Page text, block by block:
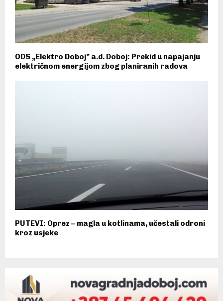
ODS „Elektro Doboj” a.d. Doboj: Prekid u napajanju
električnom energijom zbog planiranih radova
PUTEVI: Oprez – magla u kotlinama, učestali odroni
kroz usjeke